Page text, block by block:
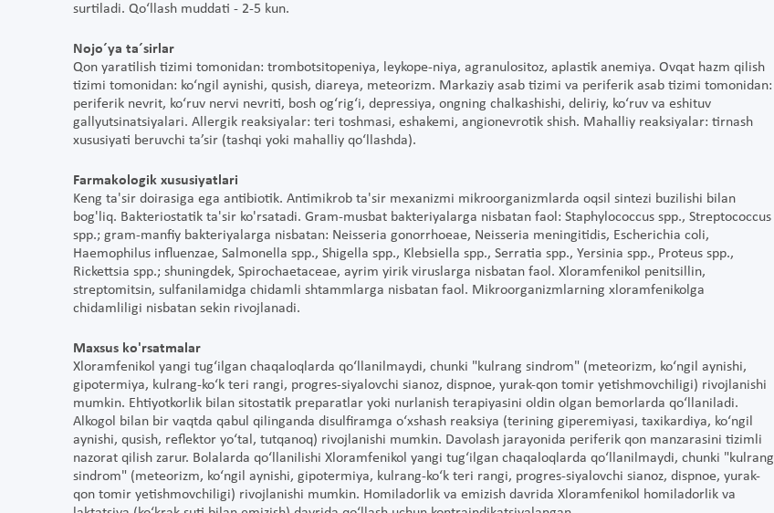
surtiladi. Qo‘llash muddati - 2-5 kun.
Nojo´ya ta´sirlar
Qon yaratilish tizimi tomonidan: trombotsitopeniya, leykope-niya, agranulositoz, aplastik anemiya. Ovqat hazm qilish
tizimi tomonidan: ko‘ngil aynishi, qusish, diareya, meteorizm. Markaziy asab tizimi va periferik asab tizimi tomonidan:
periferik nevrit, ko‘ruv nervi nevriti, bosh og‘rig‘i, depressiya, ongning chalkashishi, deliriy, ko‘ruv va eshituv
gallyutsinatsiyalari. Allergik reaksiyalar: teri toshmasi, eshakemi, angionevrotik shish. Mahalliy reaksiyalar: tirnash
xususiyati beruvchi ta’sir (tashqi yoki mahalliy qo‘llashda).
Farmakologik xususiyatlari
Keng ta'sir doirasiga ega antibiotik. Antimikrob ta'sir mexanizmi mikroorganizmlarda oqsil sintezi buzilishi bilan
bog'liq. Bakteriostatik ta'sir ko'rsatadi. Gram-musbat bakteriyalarga nisbatan faol: Staphylococcus spp., Streptococcus
spp.; gram-manfiy bakteriyalarga nisbatan: Neisseria gonorrhoeae, Neisseria meningitidis, Escherichia coli,
Haemophilus influenzae, Salmonella spp., Shigella spp., Klebsiella spp., Serratia spp., Yersinia spp., Proteus spp.,
Rickettsia spp.; shuningdek, Spirochaetaceae, ayrim yirik viruslarga nisbatan faol. Xloramfenikol penitsillin,
streptomitsin, sulfanilamidga chidamli shtammlarga nisbatan faol. Mikroorganizmlarning xloramfenikolga
chidamliligi nisbatan sekin rivojlanadi.
Maxsus ko'rsatmalar
Xloramfenikol yangi tug‘ilgan chaqaloqlarda qo‘llanilmaydi, chunki "kulrang sindrom" (meteorizm, ko‘ngil aynishi,
gipotermiya, kulrang-ko‘k teri rangi, progres-siyalovchi sianoz, dispnoe, yurak-qon tomir yetishmovchiligi) rivojlanishi
mumkin. Ehtiyotkorlik bilan sitostatik preparatlar yoki nurlanish terapiyasini oldin olgan bemorlarda qo‘llaniladi.
Alkogol bilan bir vaqtda qabul qilinganda disulfiramga o‘xshash reaksiya (terining giperemiyasi, taxikardiya, ko‘ngil
aynishi, qusish, reflektor yo‘tal, tutqanoq) rivojlanishi mumkin. Davolash jarayonida periferik qon manzarasini tizimli
nazorat qilish zarur. Bolalarda qo‘llanilishi Xloramfenikol yangi tug‘ilgan chaqaloqlarda qo‘llanilmaydi, chunki "kulrang
sindrom" (meteorizm, ko‘ngil aynishi, gipotermiya, kulrang-ko‘k teri rangi, progres-siyalovchi sianoz, dispnoe, yurak-
qon tomir yetishmovchiligi) rivojlanishi mumkin. Homiladorlik va emizish davrida Xloramfenikol homiladorlik va